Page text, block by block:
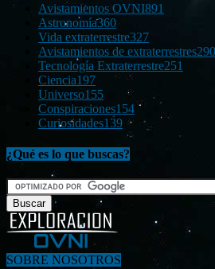
Avistamientos OVNI891
Astronomía360
Vida extraterrestre327
Avistamientos de extraterrestres290
Tecnología Extraterrestre251
Ciencia197
Universo155
Conspiraciones154
Curiosidades139
¿Qué es lo que buscas?
SOBRE NOSOTROS